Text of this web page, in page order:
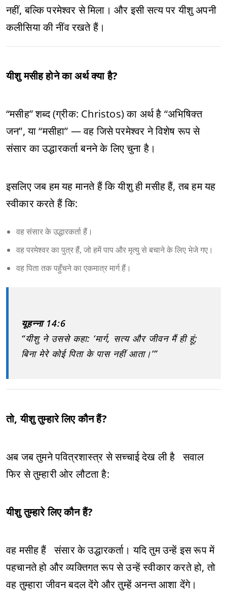
नहीं, बल्कि परमेश्वर से मिला। और इसी सत्य पर यीशु अपनी
कलीसिया की नींव रखते हैं।
यीशु मसीह होने का अर्थ क्या है?
“मसीह” शब्द (ग्रीक: Christos) का अर्थ है “अभिषिक्त
जन”, या “मसीहा” — वह जिसे परमेश्वर ने विशेष रूप से
संसार का उद्धारकर्ता बनने के लिए चुना है।
इसलिए जब हम यह मानते हैं कि यीशु ही मसीह हैं, तब हम यह
स्वीकार करते हैं कि:
वह संसार के उद्धारकर्ता हैं।
वह परमेश्वर का पुत्र हैं, जो हमें पाप और मृत्यु से बचाने के लिए भेजे गए।
वह पिता तक पहुँचने का एकमात्र मार्ग हैं।
यूहन्ना 14:6
“यीशु ने उससे कहा: ‘मार्ग, सत्य और जीवन मैं ही हूं;
बिना मेरे कोई पिता के पास नहीं आता।’”
तो, यीशु तुम्हारे लिए कौन हैं?
अब जब तुमने पवित्रशास्त्र से सच्चाई देख ली है सवाल
फिर से तुम्हारी ओर लौटता है:
यीशु तुम्हारे लिए कौन हैं?
वह मसीह हैं संसार के उद्धारकर्ता। यदि तुम उन्हें इस रूप में
पहचानते हो और व्यक्तिगत रूप से उन्हें स्वीकार करते हो, तो
वह तुम्हारा जीवन बदल देंगे और तुम्हें अनन्त आशा देंगे।